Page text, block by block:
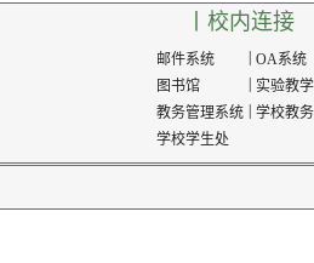
丨校内连接
邮件系统
OA系统
图书馆
实验教学
教务管理系统
学校教
学校学生处